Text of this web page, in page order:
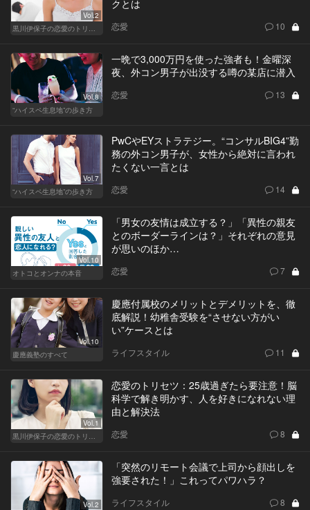
Vol.2
クとは
恋愛 10
Vol.8
“ハイスペ生息地”の歩き方
一晩で3,000万円を使った強者も！金曜深
夜、外コン男子が出没する噂の某店に潜入
恋愛 13
Vol.7
“ハイスペ生息地”の歩き方
PwCやEYストラテジー。“コンサルBIG4”勤
務の外コン男子が、女性から絶対に言われ
たくない一言とは
恋愛 14
Vol.10
オトコとオンナの本音
「男女の友情は成立する？」「異性の親友
とのボーダーラインは？」それぞれの意見
が思いのほか…
恋愛 7
Vol.10
慶應義塾のすべて
慶應付属校のメリットとデメリットを、徹
底解説！幼稚舎受験を“させない方がい
い”ケースとは
ライフスタイル 11
Vol.1
恋愛のトリセツ：25歳過ぎたら要注意！脳
科学で解き明かす、人を好きになれない理
由と解決法
恋愛 8
Vol.2
「突然のリモート会議で上司から顔出しを
強要された！」これってパワハラ？
ライフスタイル 8